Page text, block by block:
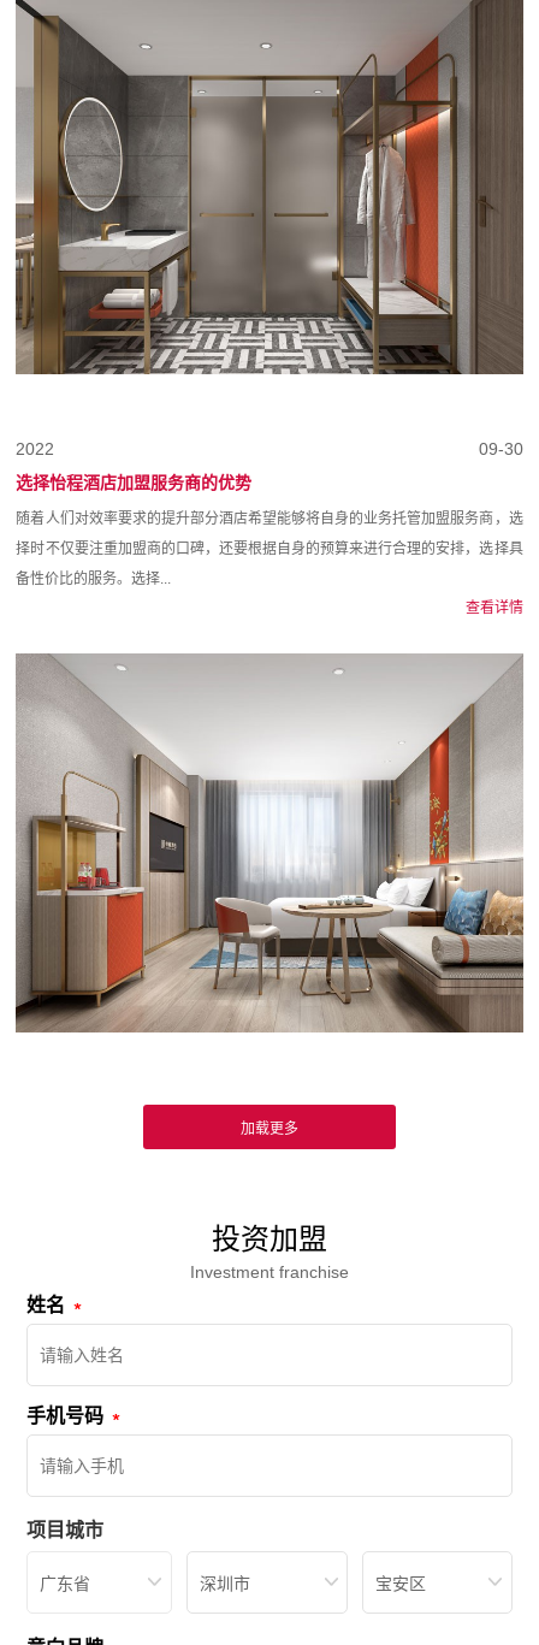
09-30
2022
选择怡程酒店加盟服务商的优势
随着人们对效率要求的提升部分酒店希望能够将自身的业务托管加盟服务商，选
择时不仅要注重加盟商的口碑，还要根据自身的预算来进行合理的安排，选择具
备性价比的服务。选择...
查看详情
投资加盟
Investment franchise
姓名
手机号码
项目城市
广东省 深圳市 宝安区